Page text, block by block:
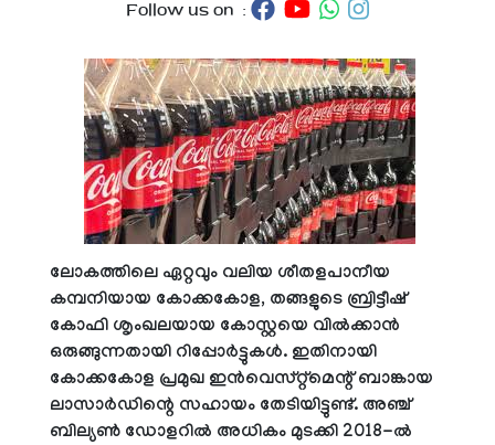
Follow us on :
ലോകത്തിലെ ഏറ്റവും വലിയ ശീതളപാനീയ
കമ്പനിയായ കോക്കകോള, തങ്ങളുടെ ബ്രിട്ടീഷ്
കോഫി ശൃംഖലയായ കോസ്റ്റയെ വിൽക്കാൻ
ഒരുങ്ങുന്നതായി റിപ്പോർട്ടുകൾ. ഇതിനായി
കോക്കകോള പ്രമുഖ ഇൻവെസ്റ്റ്‌മെന്റ് ബാങ്കായ
ലാസാർഡിന്റെ സഹായം തേടിയിട്ടുണ്ട്. അഞ്ച്
ബില്യൺ ഡോളറിൽ അധികം മുടക്കി 2018-ൽ